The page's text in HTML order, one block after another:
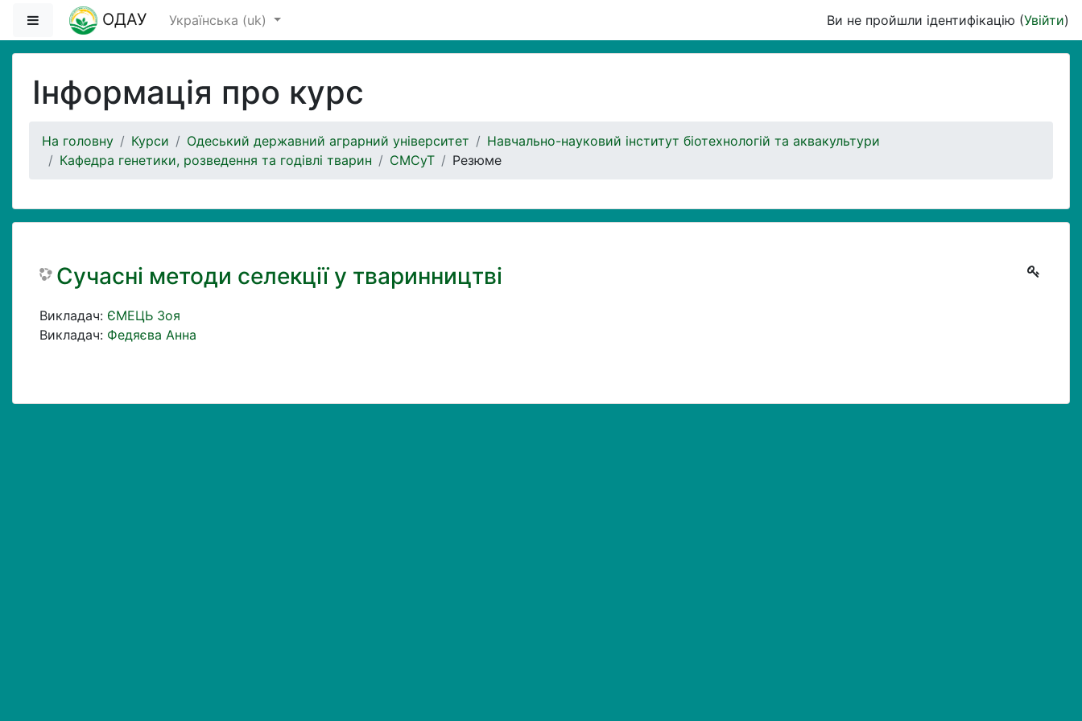
Перейти до головного вмісту
Бокова панель
ОДАУ Українська ‎(uk)‎ Ви не пройшли ідентифікацію (Увійти)
Інформація про курс
На головну Курси Одеський державний аграрний університет
Навчально-науковий інститут біотехнологій та аквакультури
Кафедра генетики, розведення та годівлі тварин
СМСуТ Резюме
Сучасні методи селекції у тваринництві
Викладач: ЄМЕЦЬ Зоя
Викладач: Федяєва Анна